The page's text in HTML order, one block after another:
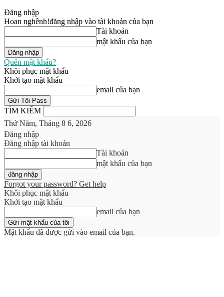
Đăng nhập
Hoan nghênh!đăng nhập vào tài khoản của bạn
Tài khoản
mật khẩu của bạn
Quên mật khẩu?
Khôi phục mật khẩu
Khởi tạo mật khẩu
email của bạn
TÌM KIẾM
Thứ Năm, Tháng 8 6, 2026
Đăng nhập
Đăng nhập tài khoản
Tài khoản
mật khẩu của bạn
Forgot your password? Get help
Khôi phục mật khẩu
Khởi tạo mật khẩu
email của bạn
Mật khẩu đã được gửi vào email của bạn.